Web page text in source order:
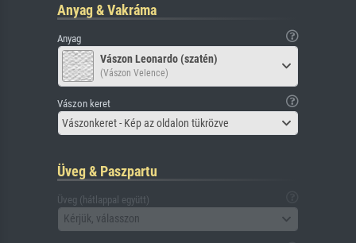
Anyag & Vakráma
Anyag
Vászon Leonardo (szatén)
(Vászon Velence)
Vászon keret
Vászonkeret - Kép az oldalon tükrözve
Üveg & Paszpartu
Üveg (hátlappal együtt)
Kérjük, válasszon